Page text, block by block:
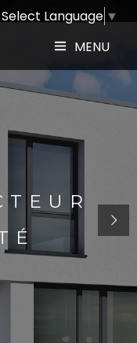
Select Language ▼
MENU
T E U R
É